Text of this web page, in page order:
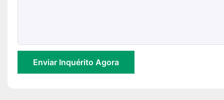
Enviar Inquérito Agora